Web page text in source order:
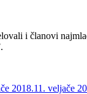
i članovi
2018.11. veljače